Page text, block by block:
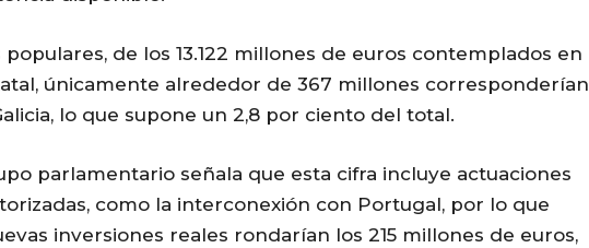
de los 13.122 millones de euros contemplados en
únicamente alrededor de 367 millones corresponderían
lo que supone un 2,8 por ciento del total.
parlamentario señala que esta cifra incluye actuaciones
como la interconexión con Portugal, por lo que
inversiones reales rondarían los 215 millones de euros,